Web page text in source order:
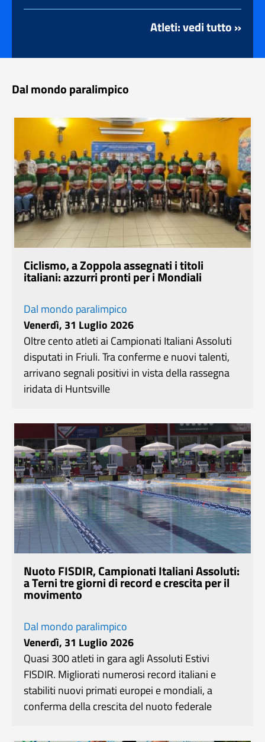
Atleti: vedi tutto »
Dal mondo paralimpico
Ciclismo, a Zoppola assegnati i titoli
italiani: azzurri pronti per i Mondiali
Dal mondo paralimpico
Venerdì, 31 Luglio 2026
Oltre cento atleti ai Campionati Italiani Assoluti
disputati in Friuli. Tra conferme e nuovi talenti,
arrivano segnali positivi in vista della rassegna
iridata di Huntsville
Nuoto FISDIR, Campionati Italiani Assoluti:
a Terni tre giorni di record e crescita per il
movimento
Dal mondo paralimpico
Venerdì, 31 Luglio 2026
Quasi 300 atleti in gara agli Assoluti Estivi
FISDIR. Migliorati numerosi record italiani e
stabiliti nuovi primati europei e mondiali, a
conferma della crescita del nuoto federale